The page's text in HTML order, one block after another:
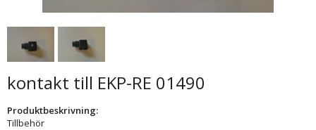
kontakt till EKP-RE 01490
Produktbeskrivning:
Tillbehör